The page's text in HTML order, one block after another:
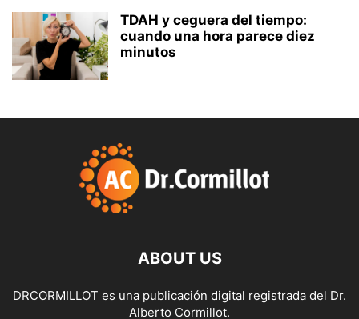
TDAH y ceguera del tiempo:
cuando una hora parece diez
minutos
ABOUT US
DRCORMILLOT es una publicación digital registrada del Dr.
Alberto Cormillot.